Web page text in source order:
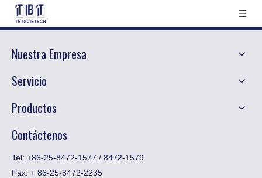
Nuestra Empresa
Servicio
Productos
Contáctenos
Tel: +86-25-8472-1577 / 8472-1579
Fax: ​+ 86-25-8472-2235